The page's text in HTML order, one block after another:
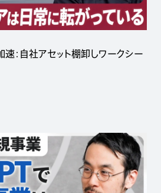
速：自社アセット棚卸しワークシー